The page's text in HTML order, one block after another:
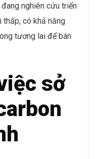
nghiên cứu triển
thấp, có khả năng
tương lai để bán
sở